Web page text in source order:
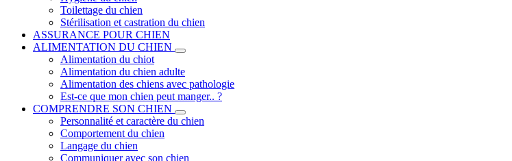
Toilettage du chien
Stérilisation et castration du chien
ASSURANCE POUR CHIEN
ALIMENTATION DU CHIEN
Alimentation du chiot
Alimentation du chien adulte
Alimentation des chiens avec pathologie
Est-ce que mon chien peut manger.. ?
COMPRENDRE SON CHIEN
Personnalité et caractère du chien
Comportement du chien
Langage du chien
Communiquer avec son chien